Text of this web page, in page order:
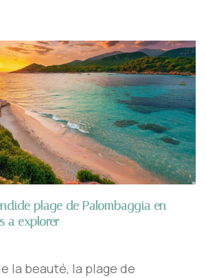
plage de Palombaggia en
a explorer
la beauté, la plage de